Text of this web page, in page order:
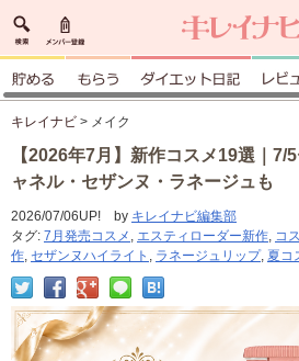
キレイナビ > メイク
【2026年7月】新作コスメ19選｜7/
ャネル・セザンヌ・ラネージュも
2026/07/06UP! by キレイナビ編集部
タグ: 7月発売コスメ , エスティローダー新作, コ
作, セザンヌハイライト , ラネージュリップ, 夏コ